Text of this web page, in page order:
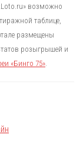
возможно
таблице,
размещены
розыгрышей и
«Бинго 75».